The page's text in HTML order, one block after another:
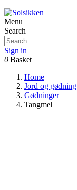
Menu
Search
Sign in
0 Basket
Home
Jord og gødning
Gødninger
Tangmel